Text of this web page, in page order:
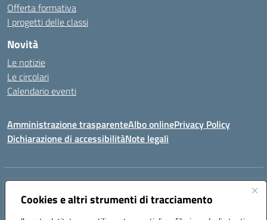
Cookies e altri strumenti di tracciamento
Offerta formativa
I progetti delle classi
Novità
Le notizie
Le circolari
Calendario eventi
Amministrazione trasparenteAlbo onlinePrivacy Policy
Dichiarazione di accessibilitàNote legali
Indirizzo:
Centralino:0923993485 Email:tpic84500v@istruzione.it